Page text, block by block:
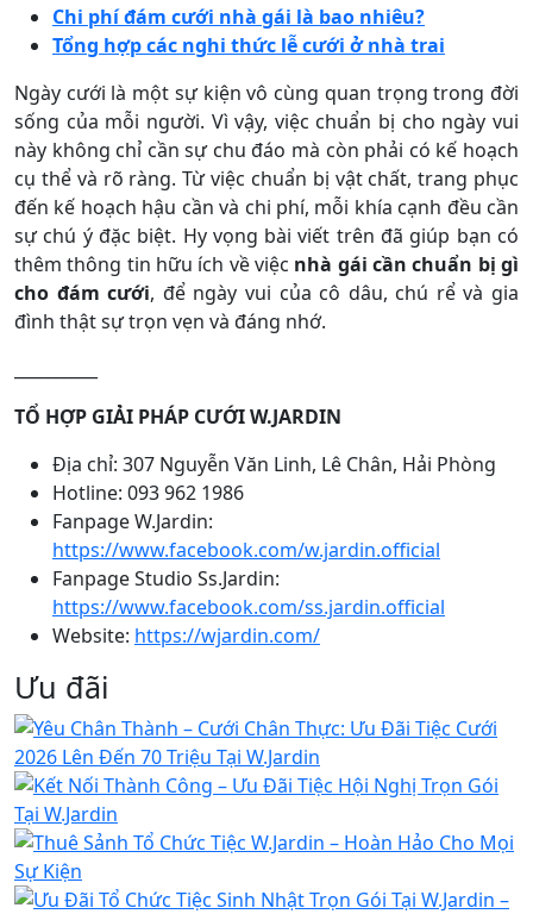
Chi phí đám cưới nhà gái là bao nhiêu?
Tổng hợp các nghi thức lễ cưới ở nhà trai
Ngày cưới là một sự kiện vô cùng quan trọng trong đời
sống của mỗi người. Vì vậy, việc chuẩn bị cho ngày vui
này không chỉ cần sự chu đáo mà còn phải có kế hoạch
cụ thể và rõ ràng. Từ việc chuẩn bị vật chất, trang phục
đến kế hoạch hậu cần và chi phí, mỗi khía cạnh đều cần
sự chú ý đặc biệt. Hy vọng bài viết trên đã giúp bạn có
thêm thông tin hữu ích về việc nhà gái cần chuẩn bị gì
cho đám cưới, để ngày vui của cô dâu, chú rể và gia
đình thật sự trọn vẹn và đáng nhớ.
TỔ HỢP GIẢI PHÁP CƯỚI W.JARDIN
Địa chỉ: 307 Nguyễn Văn Linh, Lê Chân, Hải Phòng
Hotline: 093 962 1986
Fanpage W.Jardin:
https://www.facebook.com/w.jardin.official
Fanpage Studio Ss.Jardin:
https://www.facebook.com/ss.jardin.official
Website: https://wjardin.com/
Ưu đãi